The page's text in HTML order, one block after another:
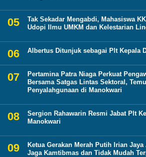
Tak Sekadar Mengabdi, Mahasiswa
Udopi Ilmu UMKM dan Kelestarian
Albertus Ditunjuk sebagai Plt Kepala
Pertamina Patra Niaga Perkuat
Bersama Satgas Lintas Sektoral,
Penyalahgunaan di Manokwari
Sergion Rahawarin Resmi Jabat Plt
Manokwari
Ketua Gerakan Merah Putih Irian
Jaga Kamtibmas dan Tidak Mudah